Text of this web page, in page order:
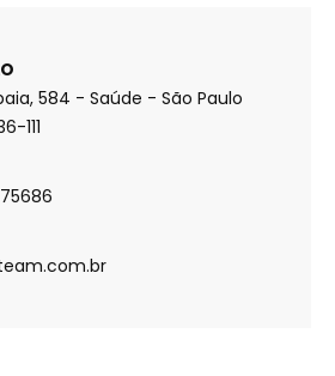
584 - Saúde - São Paulo
111